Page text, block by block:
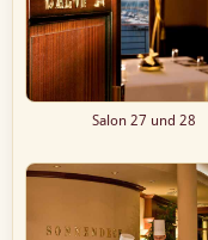
Salon 27 und 28